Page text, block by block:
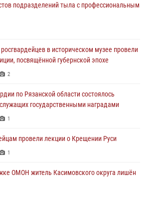
подразделений тыла с профессиональным
в историческом музее провели
посвящённой губернской эпохе
2
по Рязанской области состоялось
государственными наградами
1
провели лекции о Крещении Руси
1
ОМОН житель Касимовского округа лишён